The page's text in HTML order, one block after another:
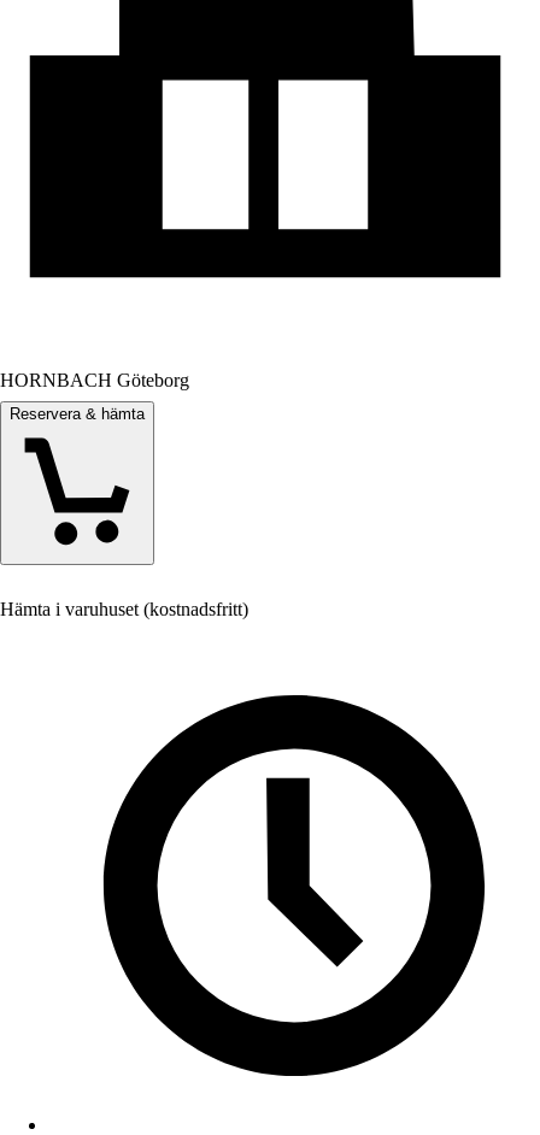
HORNBACH Göteborg
Reservera & hämta
Hämta i varuhuset (kostnadsfritt)